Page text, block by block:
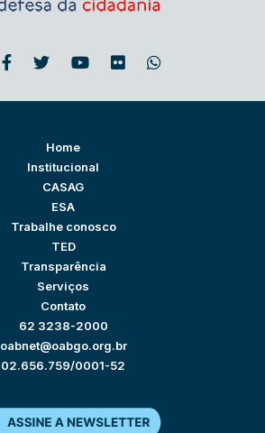
Home
Institucional
CASAG
ESA
Trabalhe conosco
TED
Transparência
Serviços
Contato
62 3238-2000
oabnet@oabgo.org.br
02.656.759/0001-52